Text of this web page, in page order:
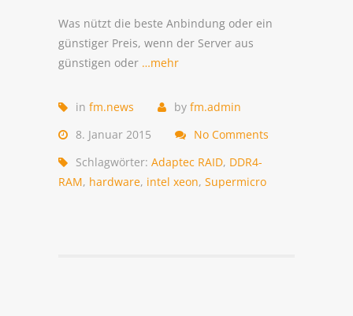
Was nützt die beste Anbindung oder ein
günstiger Preis, wenn der Server aus
günstigen oder …mehr
in fm.news by fm.admin
8. Januar 2015
No Comments
Schlagwörter: Adaptec RAID, DDR4-
RAM, hardware, intel xeon, Supermicro